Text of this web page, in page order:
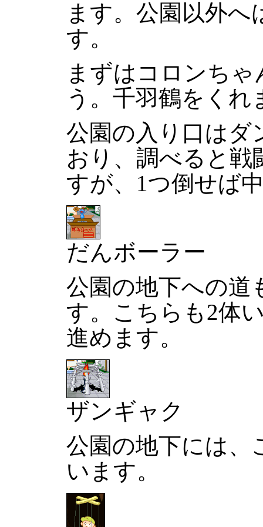
ます。公園以外
す。
まずはコロンち
う。千羽鶴をくれ
公園の入り口はダ
おり、調べると戦
すが、1つ倒せば
だんボーラー
公園の地下への道
す。こちらも2体
進めます。
ザンギャク
公園の地下には、
います。